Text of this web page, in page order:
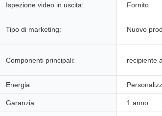
Ispezione video in uscita: Fornito
Tipo di marketing: Nuovo
Componenti principali: recipiente
Energia:
Garanzia: 1 anno